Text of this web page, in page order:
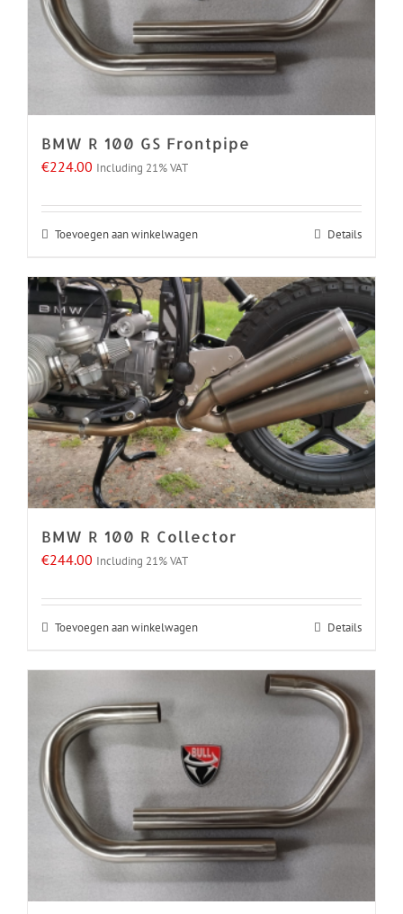
BMW R 100 GS Frontpipe
€224.00 Including 21% VAT
Toevoegen aan winkelwagen Details
BMW R 100 R Collector
€244.00 Including 21% VAT
Toevoegen aan winkelwagen Details